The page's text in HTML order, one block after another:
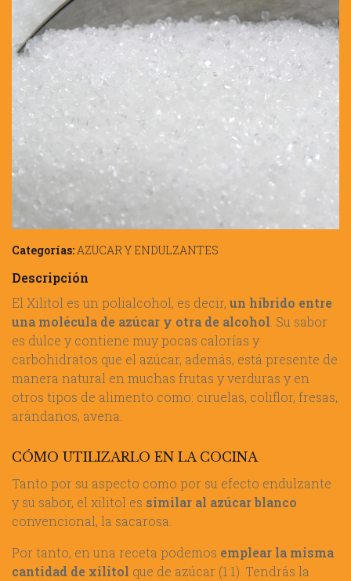
Categorías:AZUCAR Y ENDULZANTES
Descripción
El Xilitol es un polialcohol, es decir, un híbrido entre
una molécula de azúcar y otra de alcohol . Su sabor
es dulce y contiene muy pocas calorías y
carbohidratos que el azúcar, además, está presente de
manera natural en muchas frutas y verduras y en
otros tipos de alimento como: ciruelas, coliflor, fresas,
arándanos, avena.
CÓMO UTILIZARLO EN LA COCINA
Tanto por su aspecto como por su efecto endulzante
y su sabor, el xilitol es similar al azúcar blanco
convencional, la sacarosa.
Por tanto, en una receta podemos emplear la misma
cantidad de xilitol que de azúcar (1:1). Tendrás la